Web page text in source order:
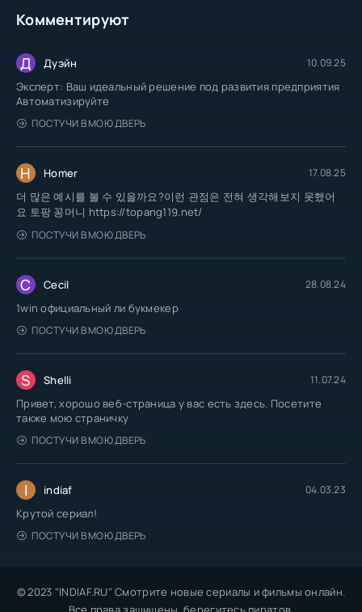
Комментируют
Д Дуэйн 10.09.25
Эксперт: Ваш идеальный решение под развития предприятия
Автоматизируйте
ПОСТУЧИ В МОЮ ДВЕРЬ
H Homer 17.08.25
더 많은 예시를 볼 수 있을까요?이런 관점은 전혀 생각해보지 못했어
요 토팡 꽁머니 https://topang119.net/
ПОСТУЧИ В МОЮ ДВЕРЬ
C Cecil 28.08.24
1win официальный ли букмекер
ПОСТУЧИ В МОЮ ДВЕРЬ
S Shelli 11.07.24
Привет, хорошо веб-страница у вас есть здесь. Посетите
также мою страничку
ПОСТУЧИ В МОЮ ДВЕРЬ
I indiaf 04.03.23
Крутой сериал!
ПОСТУЧИ В МОЮ ДВЕРЬ
© 2023 "INDIAF.RU" Смотрите новые сериалы и фильмы онлайн.